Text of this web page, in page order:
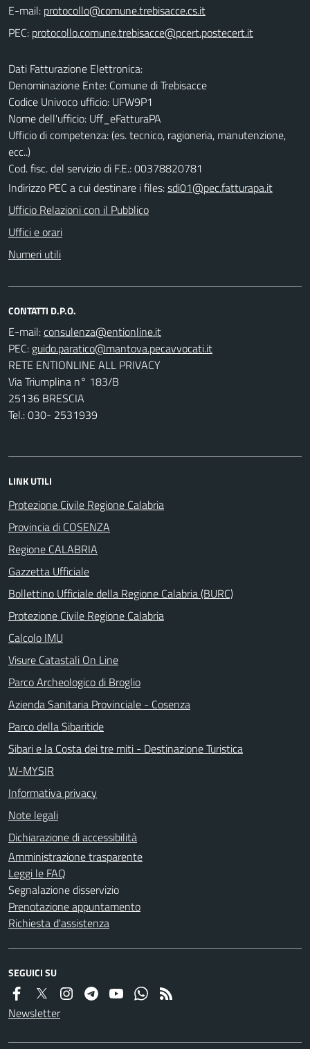
E-mail:
PEC:
Dati Fatturazione Elettronica:
Denominazione Ente: Comune di Trebisacce
Codice Univoco ufficio: UFW9P1
Nome dell'ufficio: Uff_eFatturaPA
Ufficio di competenza: (es. tecnico, ragioneria, manutenzione,
ecc..)
Cod. fisc. del servizio di F.E.: 00378820781
Indirizzo PEC a cui destinare i files:sdi01@pec.fatturapa.it
Ufficio Relazioni con il Pubblico
Uffici e orari
Numeri utili
CONTATTI D.P.O.
E-mail:
PEC:
RETE ENTIONLINE ALL PRIVACY
Via Triumplina n° 183/B
25136 BRESCIA
Tel.: 030- 2531939
LINK UTILI
Protezione Civile Regione Calabria
Provincia di COSENZA
Regione CALABRIA
Gazzetta Ufficiale
Bollettino Ufficiale della Regione Calabria (BURC)
Protezione Civile Regione Calabria
Calcolo IMU
Visure Catastali On Line
Parco Archeologico di Broglio
Azienda Sanitaria Provinciale - Cosenza
Parco della Sibaritide
Sibari e la Costa dei tre miti - Destinazione Turistica
W-MYSIR
Informativa privacy
Note legali
Dichiarazione di accessibilità
Amministrazione trasparente
Leggi le FAQ
Segnalazione disservizio
Prenotazione appuntamento
Richiesta d'assistenza
SEGUICI SU
Newsletter